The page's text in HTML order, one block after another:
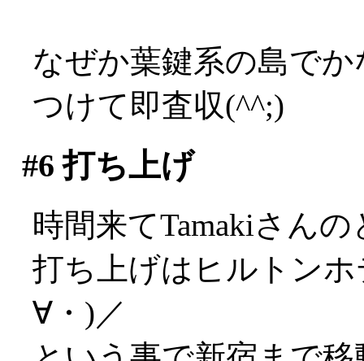
なぜか葉鍵系の島で
つけて即査収(^^;)
#6 打ち上げ
時間来てTamakiさん
打ち上げはヒルトン
∀・)／